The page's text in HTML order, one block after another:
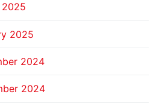
2025
2025
2024
2024